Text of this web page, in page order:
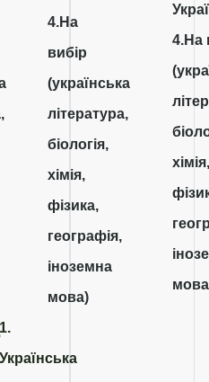
4.На
вибір
(українська
література,
біологія,
хімія,
фізика,
географія,
іноземна
мова)
1.
Українська
4.На